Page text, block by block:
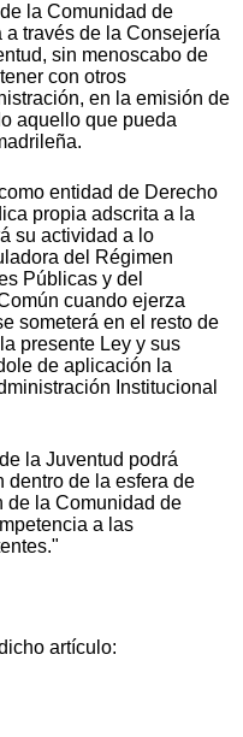
la Comunidad de
a través de la Consejería
sin menoscabo de
con otros
en la emisión de
aquello que pueda
entidad de Derecho
propia adscrita a la
su actividad a lo
del Régimen
Públicas y del
cuando ejerza
someterá en el resto de
presente Ley y sus
de aplicación la
Institucional
la Juventud podrá
dentro de la esfera de
de la Comunidad de
a las
artículo: